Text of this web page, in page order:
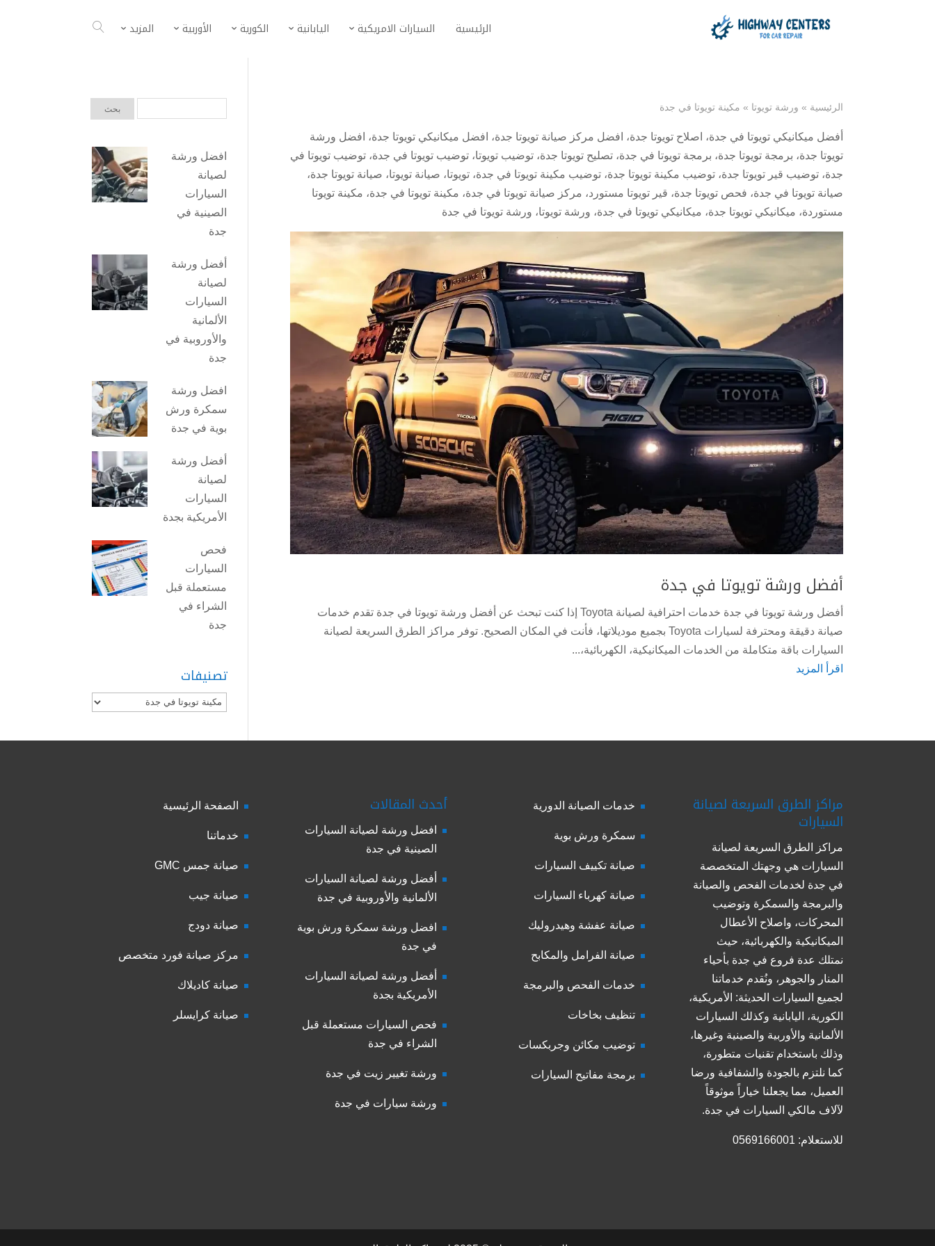
الرئيسية السيارات الامريكية اليابانية الكورية الأوربية المزيد
الرئيسية » ورشة تويوتا » مكينة تويوتا في جدة
أفضل ميكانيكي تويوتا في جدة، اصلاح تويوتا جدة، افضل مركز صيانة تويوتا جدة، افضل ميكانيكي تويوتا جدة، افضل ورشة
تويوتا جدة، برمجة تويوتا جدة، برمجة تويوتا في جدة، تصليح تويوتا جدة، توضيب تويوتا، توضيب تويوتا في جدة، توضيب تويوتا في
جدة، توضيب قير تويوتا جدة، توضيب مكينة تويوتا جدة، توضيب مكينة تويوتا في جدة، تويوتا، صيانة تويوتا، صيانة تويوتا جدة،
صيانة تويوتا في جدة، فحص تويوتا جدة، قير تويوتا مستورد، مركز صيانة تويوتا في جدة، مكينة تويوتا في جدة، مكينة تويوتا
مستوردة، ميكانيكي تويوتا جدة، ميكانيكي تويوتا في جدة، ورشة تويوتا، ورشة تويوتا في جدة
أفضل ورشة تويوتا في جدة
أفضل ورشة تويوتا في جدة خدمات احترافية لصيانة Toyota إذا كنت تبحث عن أفضل ورشة تويوتا في جدة تقدم خدمات
صيانة دقيقة ومحترفة لسيارات Toyota بجميع موديلاتها، فأنت في المكان الصحيح. توفر مراكز الطرق السريعة لصيانة
السيارات باقة متكاملة من الخدمات الميكانيكية، الكهربائية،...
اقرأ المزيد
افضل ورشة
لصيانة
السيارات
الصينية في
جدة
أفضل ورشة
لصيانة
السيارات
الألمانية
والأوروبية في
جدة
افضل ورشة
سمكرة ورش
بوية في جدة
أفضل ورشة
لصيانة
السيارات
الأمريكية بجدة
فحص
السيارات
مستعملة قبل
الشراء في
جدة
تصنيفات
تصنيفات
مراكز الطرق السريعة لصيانة
السيارات
مراكز الطرق السريعة لصيانة
السيارات هي وجهتك المتخصصة
في جدة لخدمات الفحص والصيانة
والبرمجة والسمكرة وتوضيب
المحركات، واصلاح الأعطال
الميكانيكية والكهربائية، حيث
نمتلك عدة فروع في جدة بأحياء
المنار والجوهر، ونُقدم خدماتنا
لجميع السيارات الحديثة: الأمريكية،
الكورية، اليابانية وكذلك السيارات
الألمانية والأوربية والصينية وغيرها،
وذلك باستخدام تقنيات متطورة،
كما نلتزم بالجودة والشفافية ورضا
العميل، مما يجعلنا خياراً موثوقاً
لآلاف مالكي السيارات في جدة.
للاستعلام: 0569166001
خدمات الصيانة الدورية
سمكرة ورش بوية
صيانة تكييف السيارات
صيانة كهرباء السيارات
صيانة عفشة وهيدروليك
صيانة الفرامل والمكابح
خدمات الفحص والبرمجة
تنظيف بخاخات
توضيب مكائن وجربكسات
برمجة مفاتيح السيارات
أحدث المقالات
افضل ورشة لصيانة السيارات
الصينية في جدة
أفضل ورشة لصيانة السيارات
الألمانية والأوروبية في جدة
افضل ورشة سمكرة ورش بوية
في جدة
أفضل ورشة لصيانة السيارات
الأمريكية بجدة
فحص السيارات مستعملة قبل
الشراء في جدة
ورشة تغيير زيت في جدة
ورشة سيارات في جدة
الصفحة الرئيسية
خدماتنا
صيانة جمس GMC
صيانة جيب
صيانة دودج
مركز صيانة فورد متخصص
صيانة كاديلاك
صيانة كرايسلر